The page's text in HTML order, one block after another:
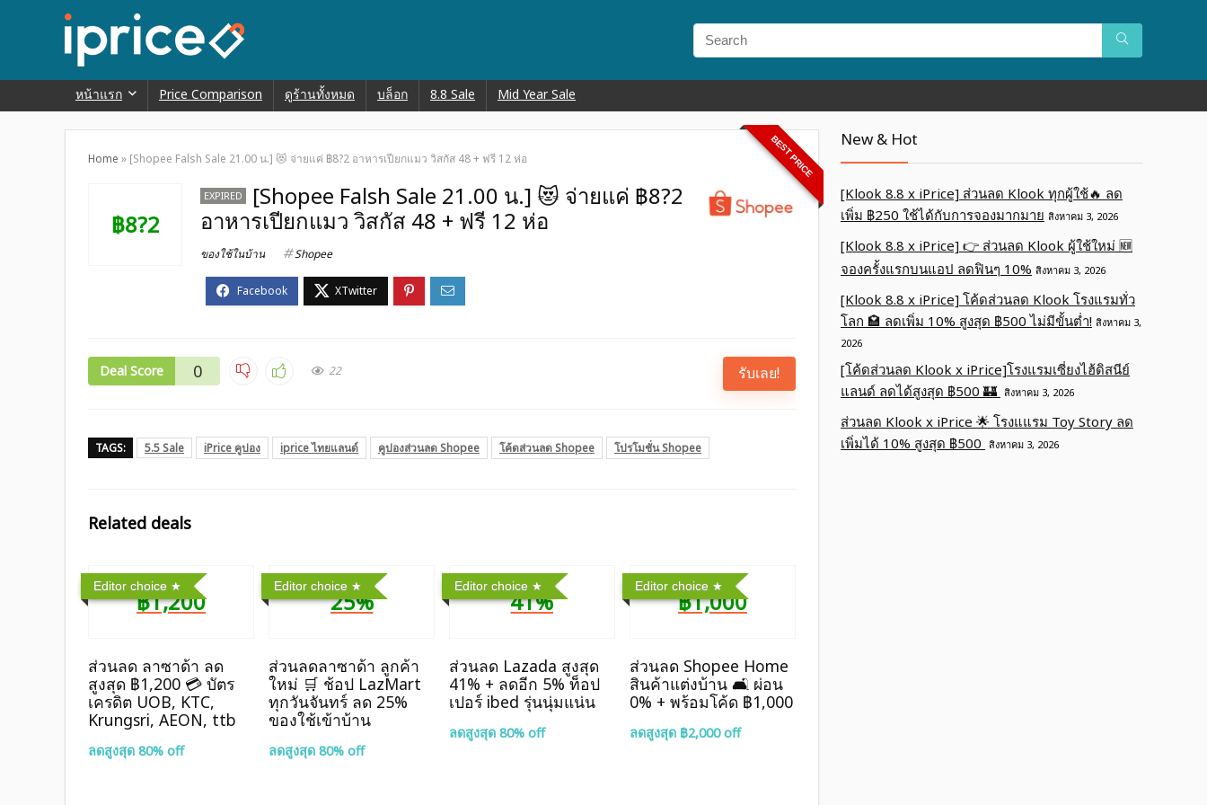
หน้าแรก Price Comparison ดูร้านทั้งหมด บล็อก 8.8 Sale Mid Year Sale
Home » [Shopee Falsh Sale 21.00 น.] 😻 จ่ายแค่ ฿8?2 อาหารเปียกแมว วิสกัส 48 + ฟรี 12 ห่อ BEST PRICE
฿8?2
EXPIRED
[Shopee Falsh Sale 21.00 น.] 😻 จ่ายแค่ ฿8?2
อาหารเปียกแมว วิสกัส 48 + ฟรี 12 ห่อ
ของใช้ในบ้าน Shopee
Deal Score 0 22 รับเลย!
TAGS: 5.5 Sale iPrice คูปอง iprice ไทยแลนด์ คูปองส่วนลด Shopee โค้ดส่วนลด Shopee โปรโมชั่น Shopee
Related deals
Editor choice
฿1,200
ส่วนลด ลาซาด้า ลด
สูงสุด ฿1,200 💳 บัตร
เครดิต UOB, KTC,
Krungsri, AEON, ttb
ลดสูงสุด 80% off
Editor choice
25%
ส่วนลดลาซาด้า ลูกค้า
ใหม่ 🛒 ช้อป LazMart
ทุกวันจันทร์ ลด 25%
ของใช้เข้าบ้าน
ลดสูงสุด 80% off
Editor choice
41%
ส่วนลด Lazada สูงสุด
41% + ลดอีก 5% ท็อป
เปอร์ ibed รุ่นนุ่มแน่น
ลดสูงสุด 80% off
Editor choice
฿1,000
ส่วนลด Shopee Home
สินค้าแต่งบ้าน 🛋️ ผ่อน
0% + พร้อมโค้ด ฿1,000
ลดสูงสุด ฿2,000 off
New & Hot
[Klook 8.8 x iPrice] ส่วนลด Klook ทุกผู้ใช้🔥 ลด
เพิ่ม ฿250 ใช้ได้กับการจองมากมาย สิงหาคม 3, 2026
[Klook 8.8 x iPrice] 👉 ส่วนลด Klook ผู้ใช้ใหม่ 🆕
จองครั้งแรกบนแอป ลดฟินๆ 10% สิงหาคม 3, 2026
[Klook 8.8 x iPrice] โค้ดส่วนลด Klook โรงแรมทั่ว
โลก 🏩 ลดเพิ่ม 10% สูงสุด ฿500 ไม่มีขั้นต่ำ! สิงหาคม 3,
2026
[โค้ดส่วนลด Klook x iPrice]โรงแรมเซี่ยงไฮ้ดิสนีย์
แลนด์ ลดได้สูงสุด ฿500 🏰 สิงหาคม 3, 2026
ส่วนลด Klook x iPrice 🌟 โรงแแรม Toy Story ลด
เพิ่มได้ 10% สูงสุด ฿500 สิงหาคม 3, 2026